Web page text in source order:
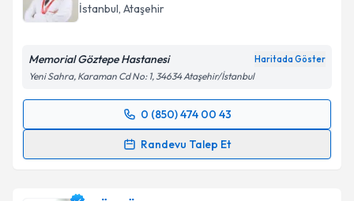
İstanbul, Ataşehir
Memorial Göztepe Hastanesi Haritada Göster
Yeni Sahra, Karaman Cd No: 1, 34634 Ataşehir/İstanbul
0 (850) 474 00 43
Randevu Talep Et
Randevu Takvimi Talebi